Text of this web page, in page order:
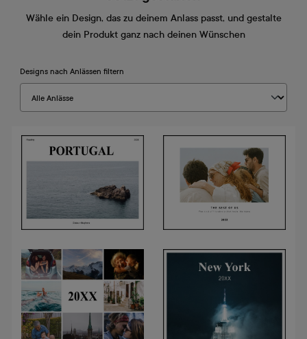
Wähle ein Design, das zu deinem Anlass passt, und gestalte
dein Produkt ganz nach deinen Wünschen
Designs nach Anlässen filtern